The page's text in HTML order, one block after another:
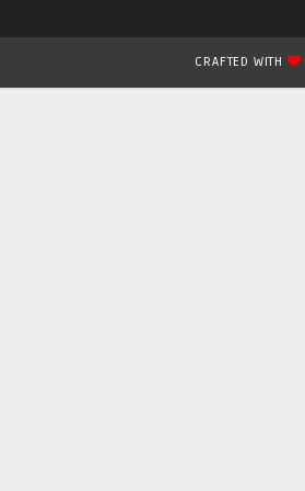
CRAFTED WITH